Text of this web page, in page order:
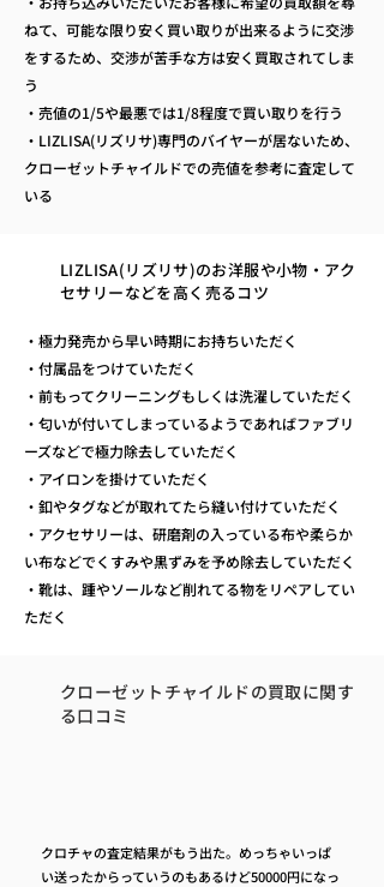
ねて、可能な限り安く買い取りが出来るように交渉
をするため、交渉が苦手な方は安く買取されてしま
う
・売値の1/5や最悪では1/8程度で買い取りを行う
・LIZLISA(リズリサ)専門のバイヤーが居ないため、
クローゼットチャイルドでの売値を参考に査定して
いる
LIZLISA(リズリサ)のお洋服や小物・アク
セサリーなどを高く売るコツ
・極力発売から早い時期にお持ちいただく
・付属品をつけていただく
・前もってクリーニングもしくは洗濯していただく
・匂いが付いてしまっているようであればファブリ
ーズなどで極力除去していただく
・アイロンを掛けていただく
・釦やタグなどが取れてたら縫い付けていただく
・アクセサリーは、研磨剤の入っている布や柔らか
い布などでくすみや黒ずみを予め除去していただく
・靴は、踵やソールなど削れてる物をリペアしてい
ただく
クローゼットチャイルドの買取に関す
る口コミ
クロチャの査定結果がもう出た。めっちゃいっぱ
い送ったからっていうのもあるけど50000円になっ